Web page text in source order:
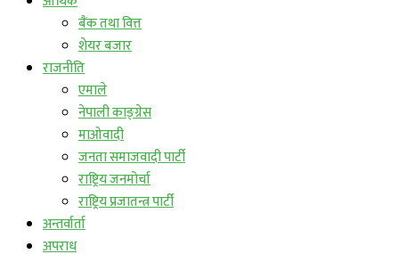
बैंक तथा वित्त
शेयर बजार
राजनीति
एमाले
नेपाली काङ्ग्रेस
माओवादी
जनता समाजवादी पार्टी
राष्ट्रिय जनमोर्चा
राष्ट्रिय प्रजातन्त्र पार्टी
अन्तर्वार्ता
अपराध